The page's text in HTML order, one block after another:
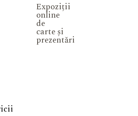
Expoziții
online
de
carte și
prezentări